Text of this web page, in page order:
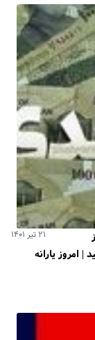
۲۱ تیر ۱۴۰۱
| امروز یارانه